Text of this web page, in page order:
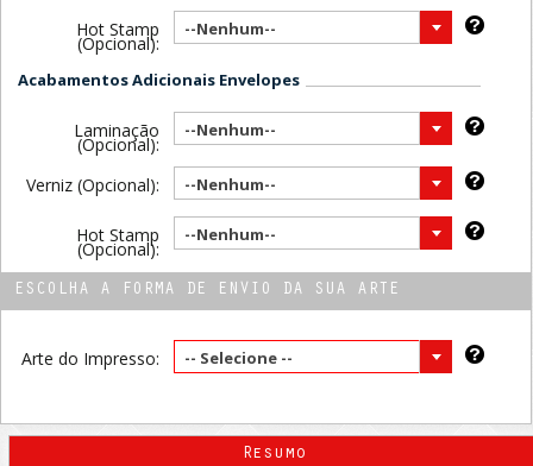
Hot Stamp
(Opcional):
--Nenhum--
Acabamentos Adicionais Envelopes
Laminação
(Opcional):
--Nenhum--
Verniz (Opcional): --Nenhum--
Hot Stamp
(Opcional):
--Nenhum--
ESCOLHA A FORMA DE ENVIO DA SUA ARTE
Arte do Impresso: -- Selecione --
Resumo